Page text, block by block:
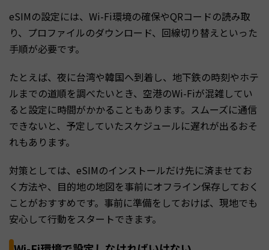
eSIMの設定には、Wi-Fi環境の確保やQRコードの読み取
り、プロファイルのダウンロード、回線切り替えといった
手順が必要です。
たとえば、夜に台湾や韓国へ到着し、地下鉄の時刻やホテ
ルまでの道順を調べたいとき、空港のWi-Fiが混雑してい
ると設定に時間がかかることもあります。スムーズに通信
できないと、予定していたスケジュールに遅れが出るおそ
れもあります。
対策としては、eSIMのインストールだけ先に済ませてお
く方法や、目的地の地図を事前にオフライン保存しておく
ことがおすすめです。事前に準備をしておけば、現地でも
安心して行動をスタートできます。